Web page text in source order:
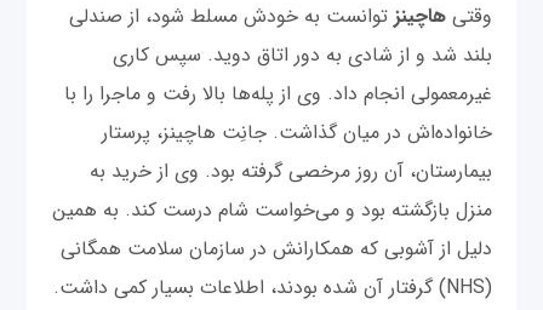
وقتیهاچینزتوانست به خودش مسلط شود، از صندلی‌
بلند شد و از شادی به دور اتاق دوید. سپس کاری
غیرمعمولی انجام داد. وی از پله‌ها بالا رفت و ماجرا را با
خانواده‌اش در میان گذاشت. جانِت هاچینز، پرستار
بیمارستان، آن روز مرخصی گرفته بود. وی از خرید به
منزل بازگشته بود و می‌خواست شام درست کند. به همین
دلیل از آشوبی که همکارانش در سازمان سلامت همگانی
(NHS) گرفتار آن شده بودند، اطلاعات بسیار کمی داشت.